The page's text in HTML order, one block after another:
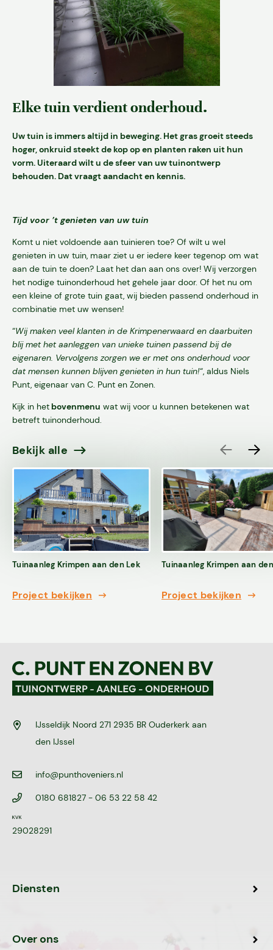
Diensten
Over ons
Projecten
Contact
Elke tuin verdient onderhoud.
Uw tuin is immers altijd in beweging. Het gras groeit steeds
hoger, onkruid steekt de kop op en planten raken uit hun
vorm. Uiteraard wilt u de sfeer van uw tuinontwerp
behouden. Dat vraagt aandacht en kennis.
Tijd voor ’t genieten van uw tuin
Komt u niet voldoende aan tuinieren toe? Of wilt u wel
genieten in uw tuin, maar ziet u er iedere keer tegenop om wat
aan de tuin te doen? Laat het dan aan ons over! Wij verzorgen
het nodige tuinonderhoud het gehele jaar door. Of het nu om
een kleine of grote tuin gaat, wij bieden passend onderhoud in
combinatie met uw wensen!
“Wij maken veel klanten in de Krimpenerwaard en daarbuiten
blij met het aanleggen van unieke tuinen passend bij de
eigenaren. Vervolgens zorgen we er met ons onderhoud voor
dat mensen kunnen blijven genieten in hun tuin!“, aldus Niels
Punt, eigenaar van C. Punt en Zonen.
Kijk in het bovenmenu wat wij voor u kunnen betekenen wat
betreft tuinonderhoud.
Bekijk alle
Tuinaanleg Krimpen aan den Lek
Project bekijken
Tuinaanleg Krimpen aan
Project bekijken
IJsseldijk Noord 271 2935 BR Ouderkerk aan
den IJssel
info@punthoveniers.nl
0180 681827 - 06 53 22 58 42
29028291
Diensten
Over ons